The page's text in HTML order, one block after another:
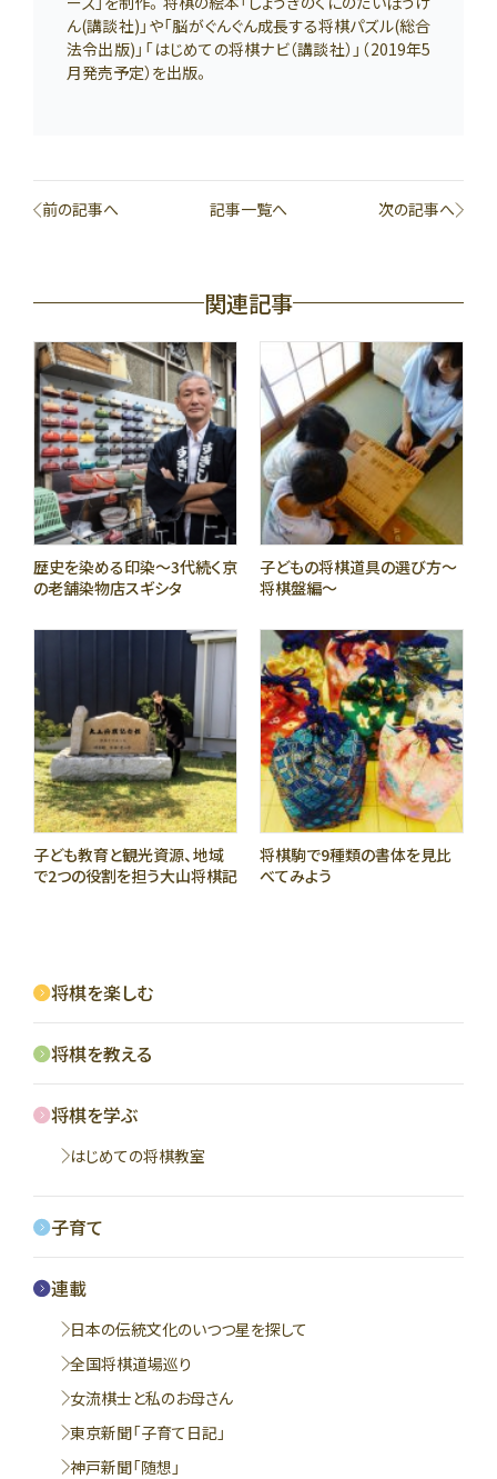
ん(講談社)」や「脳がぐんぐん成長する将棋パズル(総合
法令出版)」「はじめての将棋ナビ（講談社）」（2019年5
月発売予定）を出版。
前の記事へ 記事一覧へ 次の記事へ
関連記事
歴史を染める印染〜3代続く京
の老舗染物店スギシタ
子どもの将棋道具の選び方〜
将棋盤編〜
子ども教育と観光資源、地域
で2つの役割を担う大山将棋記
将棋駒で9種類の書体を見比
べてみよう
将棋を楽しむ
将棋を教える
将棋を学ぶ
はじめての将棋教室
子育て
連載
日本の伝統文化のいつつ星を探して
全国将棋道場巡り
女流棋士と私のお母さん
東京新聞「子育て日記」
神戸新聞「随想」